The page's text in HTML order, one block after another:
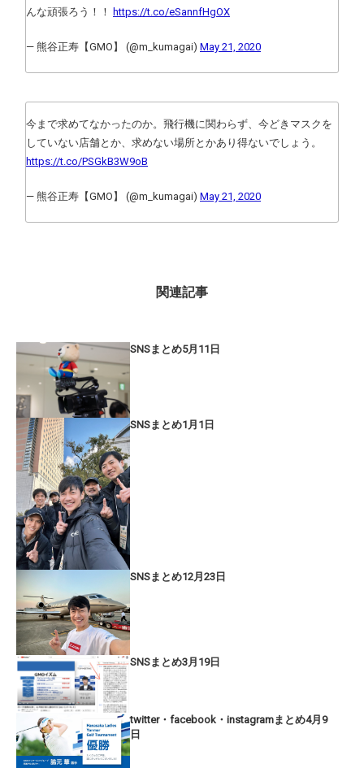
んな頑張ろう！！
https://t.co/eSannfHgOX
— 熊谷正寿【GMO】 (@m_kumagai) May 21, 2020
今まで求めてなかったのか。飛行機に関わらず、今どきマスクを
していない店舗とか、求めない場所とかあり得ないでしょう。
https://t.co/PSGkB3W9oB
— 熊谷正寿【GMO】 (@m_kumagai) May 21, 2020
関連記事
SNSまとめ5月11日
SNSまとめ1月1日
SNSまとめ12月23日
SNSまとめ3月19日
twitter・facebook・instagramまとめ4月9
日